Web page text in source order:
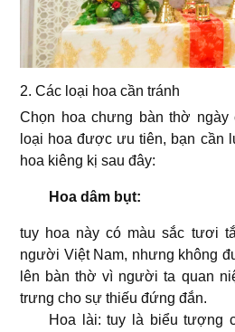
2. Các loại hoa cần tránh
Chọn hoa chưng bàn thờ
loại hoa được ưu tiên, bạn cần
hoa kiêng kị sau đây:
Hoa dâm bụt:
tuy hoa này có màu sắc tươi
người Việt Nam, nhưng không
lên bàn thờ vì người ta quan
trưng cho sự thiếu đứng đắn.
Hoa lài: tuy là biểu tượng